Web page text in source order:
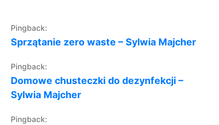
Pingback:
Sprzątanie zero waste – Sylwia Majcher
Pingback:
Domowe chusteczki do dezynfekcji –
Sylwia Majcher
Pingback: